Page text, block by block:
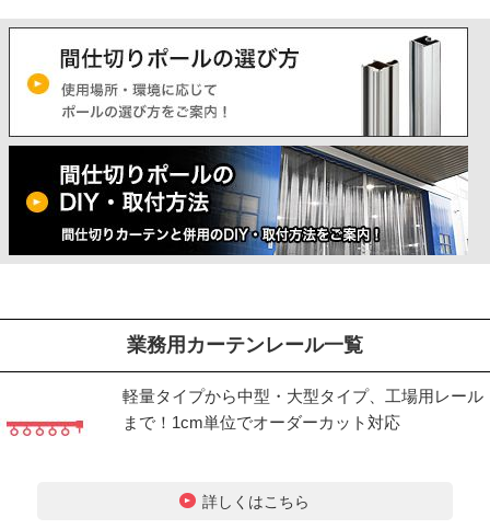
業務用カーテンレール一覧
軽量タイプから中型・大型タイプ、工場用レール
まで！1cm単位でオーダーカット対応
詳しくはこちら